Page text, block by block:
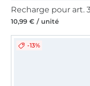
10,99 € / unité
-13%